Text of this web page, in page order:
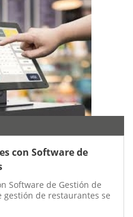
con Software de
Software de Gestión de
de restaurantes se